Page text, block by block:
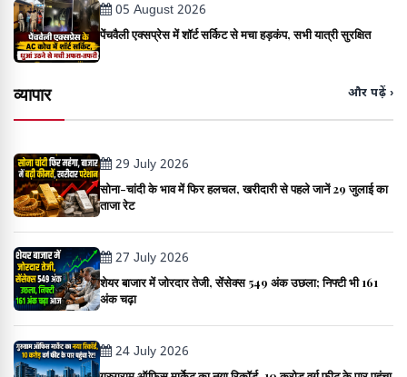
05 August 2026
पेंचवैली एक्सप्रेस में शॉर्ट सर्किट से मचा हड़कंप, सभी यात्री सुरक्षित
व्यापार और पढ़ें ›
29 July 2026
सोना-चांदी के भाव में फिर हलचल, खरीदारी से पहले जानें 29 जुलाई का
ताजा रेट
27 July 2026
शेयर बाजार में जोरदार तेजी, सेंसेक्स 549 अंक उछला; निफ्टी भी 161
अंक चढ़ा
24 July 2026